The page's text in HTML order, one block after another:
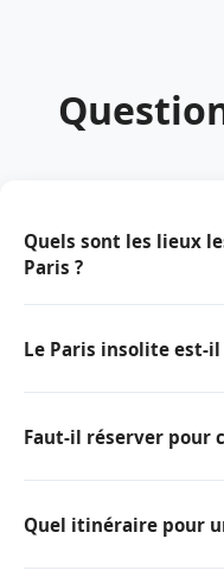
Quels sont les lieux
Paris ?
Le Paris insolite est-
Faut-il réserver pour
Quel itinéraire pour